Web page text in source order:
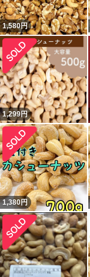
1,580円
1,299円
1,380円